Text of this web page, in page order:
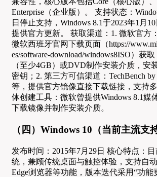
Enterprise（企业版）。 支持状态：
日停止支持，Windows 8.1于2023年1月
提供官方更新。 获取渠道：1. 微软官方
微软西班牙官网下载页面（https://
es/software-download/windows8ISO）获
（至少4GB）或DVD制作安装介质，安
密钥；2. 第三方可信渠道：TechBench
等，提供官方镜像直接下载链接，支持
体创建工具：微软曾提供Windows 8.1媒
下载镜像并制作安装介质。
（四）Windows 10（当前主流支
发布时间：2015年7月29日 核心特点：
统，兼顾传统桌面与触控体验，支持自
Edge浏览器等功能，版本迭代采用“功能